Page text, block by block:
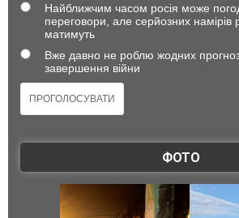
Найближчим часом росія може
переговори, але серйозних намірів
матимуть
Вже давно не роблю жодних
завершення війни
ФОТО